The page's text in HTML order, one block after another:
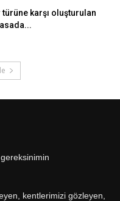
karşı oluşturulan
kentlerimizi gözleyen,